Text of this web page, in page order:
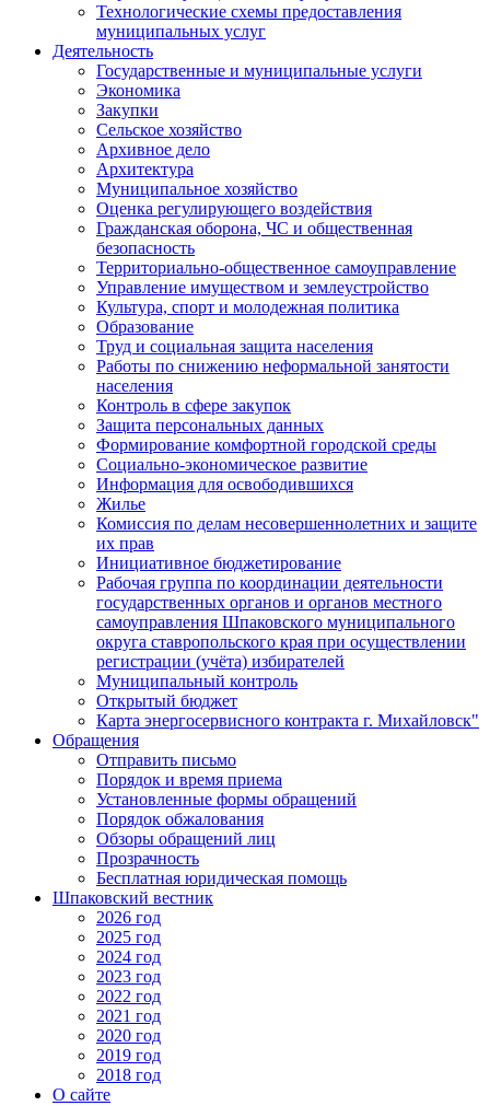
Технологические схемы предоставления
муниципальных услуг
Деятельность
Государственные и муниципальные услуги
Экономика
Закупки
Сельское хозяйство
Архивное дело
Архитектура
Муниципальное хозяйство
Оценка регулирующего воздействия
Гражданская оборона, ЧС и общественная
безопасность
Территориально-общественное самоуправление
Управление имуществом и землеустройство
Культура, спорт и молодежная политика
Образование
Труд и социальная защита населения
Работы по снижению неформальной занятости
населения
Контроль в сфере закупок
Защита персональных данных
Формирование комфортной городской среды
Социально-экономическое развитие
Информация для освободившихся
Жилье
Комиссия по делам несовершеннолетних и защите
их прав
Инициативное бюджетирование
Рабочая группа по координации деятельности
государственных органов и органов местного
самоуправления Шпаковского муниципального
округа ставропольского края при осуществлении
регистрации (учёта) избирателей
Муниципальный контроль
Открытый бюджет
Карта энергосервисного контракта г. Михайловск"
Обращения
Отправить письмо
Порядок и время приема
Установленные формы обращений
Порядок обжалования
Обзоры обращений лиц
Прозрачность
Бесплатная юридическая помощь
Шпаковский вестник
2026 год
2025 год
2024 год
2023 год
2022 год
2021 год
2020 год
2019 год
2018 год
О сайте